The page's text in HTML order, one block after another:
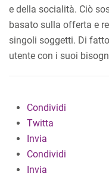
e della socialità. Ciò
basato sulla offerta e
singoli soggetti. Di
utente con i suoi
Condividi
Twitta
Invia
Condividi
Invia